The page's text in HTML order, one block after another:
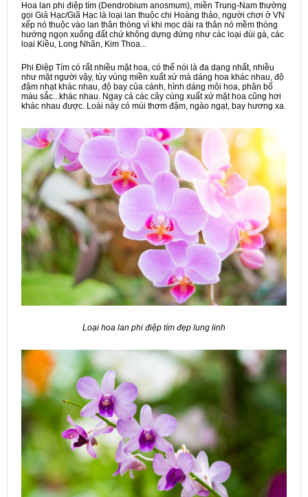
Hoa lan phi điệp tím (Dendrobium anosmum), miền Trung-Nam thường
gọi Giả Hạc/Giã Hạc là loại lan thuộc chi Hoàng thảo, người chơi ở VN
xếp nó thuộc vào lan thân thòng vì khi mọc dài ra thân nó mềm thòng
hướng ngọn xuống đất chứ không dựng đứng như các loại đùi gà, các
loại Kiều, Long Nhãn, Kim Thoa...
Phi Điệp Tím có rất nhiều mặt hoa, có thể nói là đa dạng nhất, nhiều
như mặt người vậy, tùy vùng miền xuất xứ mà dáng hoa khác nhau, độ
đậm nhạt khác nhau, độ bay của cánh, hình dáng môi hoa, phân bố
màu sắc...khác nhau. Ngay cả các cây cùng xuất xứ mặt hoa cũng hơi
khác nhau được. Loài này có mùi thơm đậm, ngào ngạt, bay hương xa.
Loại hoa lan phi điệp tím đẹp lung linh